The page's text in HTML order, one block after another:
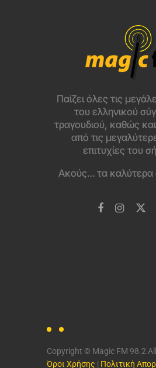
Παίζει όλες τις
του ελληνικού
τραγουδιού, καθώς
από τις
επιτυχίες του
Ακούς… τα καλύτερα
Copyright © Magic FM 98.2
Όροι Χρήσης | Πολιτική